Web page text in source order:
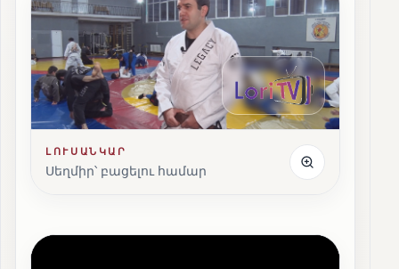
ԼՈՒՍԱՆԿԱՐ
Սեղմիր՝ բացելու համար